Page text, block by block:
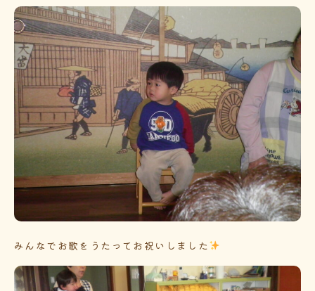
みんなでお歌をうたってお祝いしました